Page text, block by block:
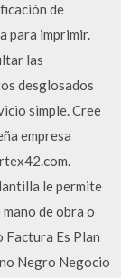
de
para imprimir.
las
desglosados
simple. Cree
empresa
le permite
de obra o
Es Plan
Negro Negocio